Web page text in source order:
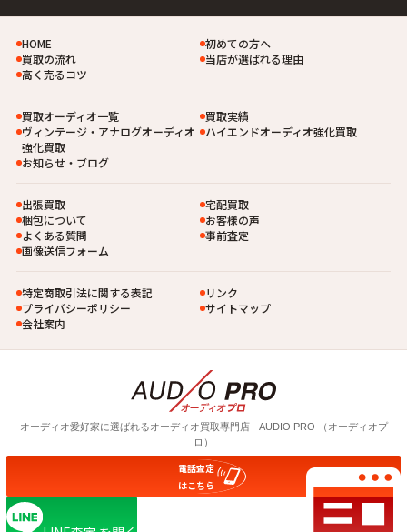
HOME
初めての方へ
買取の流れ
当店が選ばれる理由
高く売るコツ
買取オーディオ一覧
買取実績
ヴィンテージ・アナログオーディオ
強化買取
ハイエンドオーディオ強化買取
お知らせ・ブログ
出張買取
宅配買取
梱包について
お客様の声
よくある質問
事前査定
画像送信フォーム
特定商取引法に関する表記
リンク
プライバシーポリシー
サイトマップ
会社案内
オーディオ愛好家に選ばれるオーディオ買取専⾨店 - AUDIO PRO （オーディオプ
ロ）
© 2026 AUDIO PRO
電話査定
はこちら